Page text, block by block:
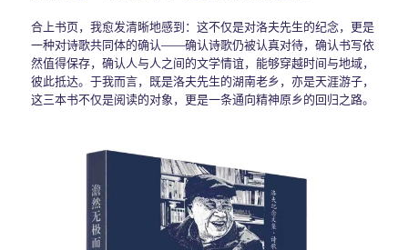
合上书页，我愈发清晰地感到：这不仅是对洛夫先生的纪念，更是
一种对诗歌共同体的确认——确认诗歌仍被认真对待，确认书写依
然值得保存，确认人与人之间的文学情谊，能够穿越时间与地域，
彼此抵达。于我而言，既是洛夫先生的湖南老乡，亦是天涯游子，
这三本书不仅是阅读的对象，更是一条通向精神原乡的回归之路。